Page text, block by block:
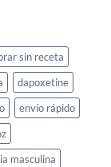
sin receta
dapoxetine
envío rápido
masculina